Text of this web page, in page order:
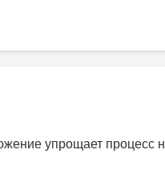
упрощает процесс